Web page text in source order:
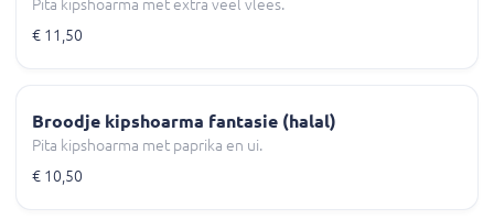
Pita kipshoarma met extra veel vlees.
€ 11,50
Broodje kipshoarma fantasie (halal)
Pita kipshoarma met paprika en ui.
€ 10,50